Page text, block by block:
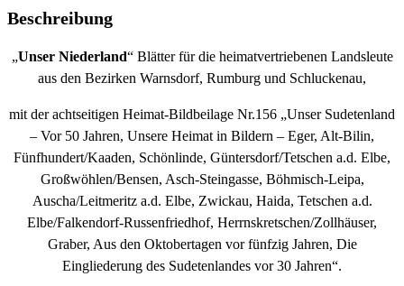
Beschreibung
„Unser Niederland“ Blätter für die heimatvertriebenen Landsleute
aus den Bezirken Warnsdorf, Rumburg und Schluckenau,
mit der achtseitigen Heimat-Bildbeilage Nr.156 „Unser Sudetenland
– Vor 50 Jahren, Unsere Heimat in Bildern – Eger, Alt-Bilin,
Fünfhundert/Kaaden, Schönlinde, Güntersdorf/Tetschen a.d. Elbe,
Großwöhlen/Bensen, Asch-Steingasse, Böhmisch-Leipa,
Auscha/Leitmeritz a.d. Elbe, Zwickau, Haida, Tetschen a.d.
Elbe/Falkendorf-Russenfriedhof, Herrnskretschen/Zollhäuser,
Graber, Aus den Oktobertagen vor fünfzig Jahren, Die
Eingliederung des Sudetenlandes vor 30 Jahren“.